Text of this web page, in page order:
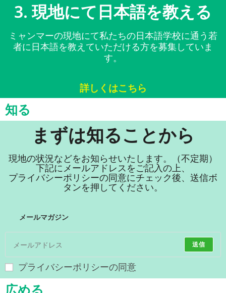
3. 現地にて日本語を教える
ミャンマーの現地にて私たちの日本語学校に通う若
者に日本語を教えていただける方を募集していま
す。
詳しくはこちら
知る
まずは知ることから
現地の状況などをお知らせいたします。（不定期）
下記にメールアドレスをご記入の上、
プライバシーポリシーの同意にチェック後、送信ボ
タンを押してください。
メールマガジン
送信
プライバシーポリシーの同意
広める